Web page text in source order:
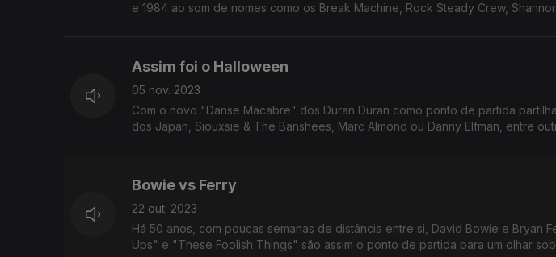
e 1984 ao som de nomes como os Break Machine, Rock Steady Crew,
Assim foi o Halloween
05 nov. 2023
Com o novo "Danse Macabre" dos Duran Duran como ponto de partida
dos Japan, Siouxsie & The Banshees, Marc Almond ou Danny Elfman, entre
Bowie vs Ferry
22 out. 2023
Há 50 anos, com poucas semanas de distância entre si, David Bowie e Bryan
Ups" e "These Foolish Things" são assim o ponto de partida para um olhar